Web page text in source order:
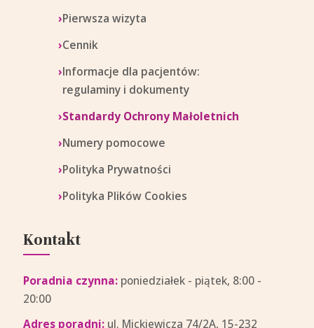
Pierwsza wizyta
Cennik
Informacje dla pacjentów:
regulaminy i dokumenty
Standardy Ochrony Małoletnich
Numery pomocowe
Polityka Prywatności
Polityka Plików Cookies
Kontakt
Poradnia czynna: poniedziałek - piątek, 8:00 -
20:00
Adres poradni: ul. Mickiewicza 74/2A, 15-232